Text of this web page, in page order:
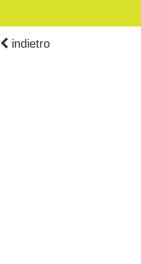
indietro